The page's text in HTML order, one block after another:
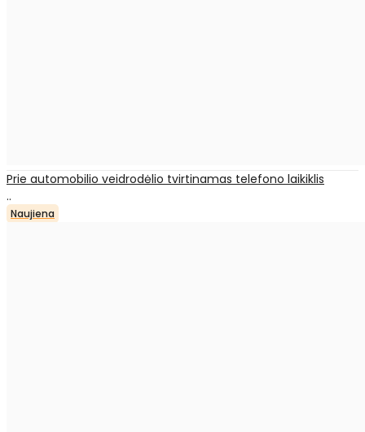
Prie automobilio veidrodėlio tvirtinamas telefono laikiklis
..
Naujiena